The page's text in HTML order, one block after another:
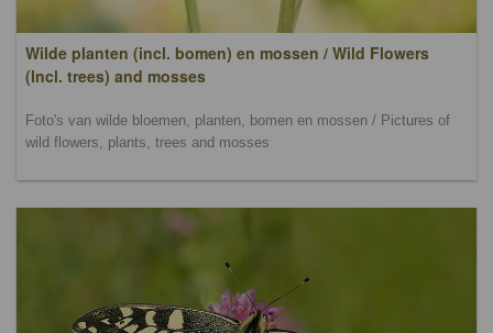
Wilde planten (incl. bomen) en mossen / Wild Flowers
(lncl. trees) and mosses
Foto's van wilde bloemen, planten, bomen en mossen / Pictures of
wild flowers, plants, trees and mosses